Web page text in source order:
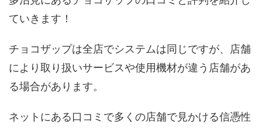
ていきます！
チョコザップは全店でシステムは同じですが、店舗
により取り扱いサービスや使用機材が違う店舗があ
る場合があります。
ネットにある口コミで多くの店舗で見かける信憑性